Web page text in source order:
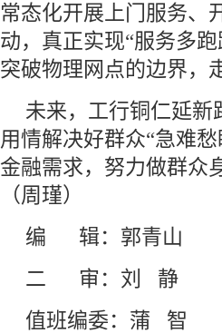
常态化开展上门服务、
动，真正实现“服务多
突破物理网点的边界，
未来，工行铜仁延
用情解决好群众“急难
金融需求，努力做群众
（周瑾）
编 辑：郭青山
二 审：刘 静
值班编委：蒲 智